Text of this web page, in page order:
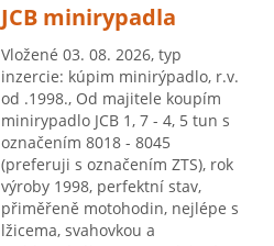
JCB minirypadla
Vložené 03. 08. 2026, typ
inzercie: kúpim minirýpadlo, r.v.
od .1998., Od majitele koupím
minirypadlo JCB 1, 7 - 4, 5 tun s
označením 8018 - 8045
(preferuji s označením ZTS), rok
výroby 1998, perfektní stav,
přiměřeně motohodin, nejlépe s
lžicema, svahovkou a